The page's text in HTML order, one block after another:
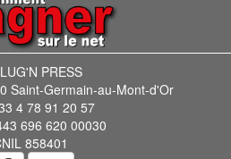
PRESS
Saint-Germain-au-Mont-d'Or
4 78 91 20 57
696 620 00030
858401